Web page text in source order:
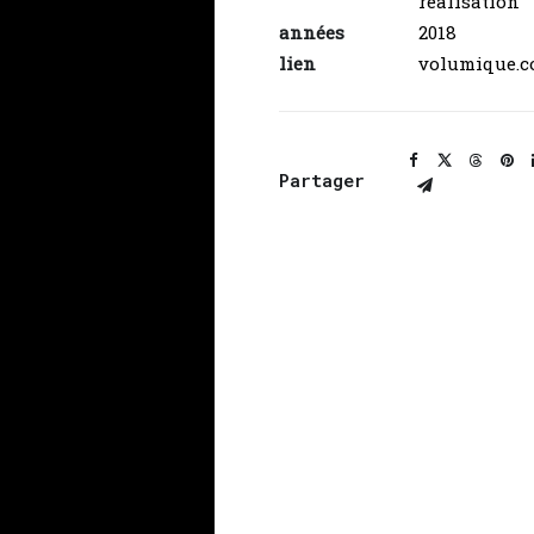
années
2018
lien
Partager